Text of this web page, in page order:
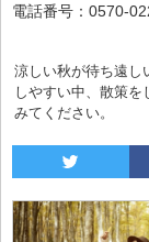
電話番号：0570-
涼しい秋が待ち遠し
しやすい中、散策
みてください。